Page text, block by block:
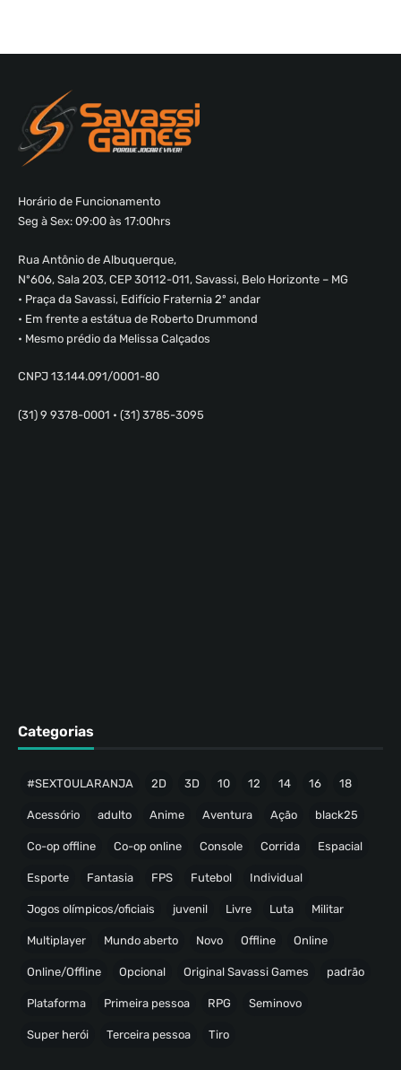
Horário de Funcionamento
Seg à Sex: 09:00 às 17:00hrs
Rua Antônio de Albuquerque,
Nº606, Sala 203, CEP 30112-011, Savassi, Belo Horizonte – MG
• Praça da Savassi, Edifício Fraternia 2º andar
• Em frente a estátua de Roberto Drummond
• Mesmo prédio da Melissa Calçados
CNPJ 13.144.091/0001-80
(31) 9 9378-0001 • (31) 3785-3095
Categorias
#SEXTOULARANJA 2D 3D 10 12 14 16 18
Acessório adulto Anime Aventura Ação black25
Co-op offline Co-op online Console Corrida Espacial
Esporte Fantasia FPS Futebol Individual
Jogos olímpicos/oficiais juvenil Livre Luta Militar
Multiplayer Mundo aberto Novo Offline Online
Online/Offline Opcional Original Savassi Games padrão
Plataforma Primeira pessoa RPG Seminovo
Super herói Terceira pessoa Tiro